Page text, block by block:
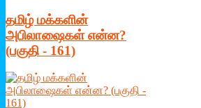
தமிழ் மக்களின்
அபிலாஷைகள் என்ன?
(பகுதி - 161)